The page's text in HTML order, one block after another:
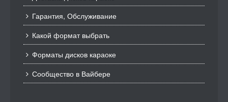
Гарантия, Обслуживание
Какой формат выбрать
Форматы дисков караоке
Сообщество в Вайбере